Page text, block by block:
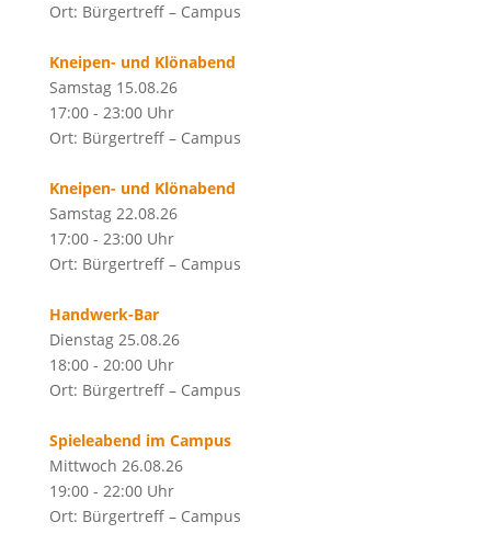
Ort: Bürgertreff – Campus
Kneipen- und Klönabend
Samstag 15.08.26
17:00 - 23:00 Uhr
Ort: Bürgertreff – Campus
Kneipen- und Klönabend
Samstag 22.08.26
17:00 - 23:00 Uhr
Ort: Bürgertreff – Campus
Handwerk-Bar
Dienstag 25.08.26
18:00 - 20:00 Uhr
Ort: Bürgertreff – Campus
Spieleabend im Campus
Mittwoch 26.08.26
19:00 - 22:00 Uhr
Ort: Bürgertreff – Campus